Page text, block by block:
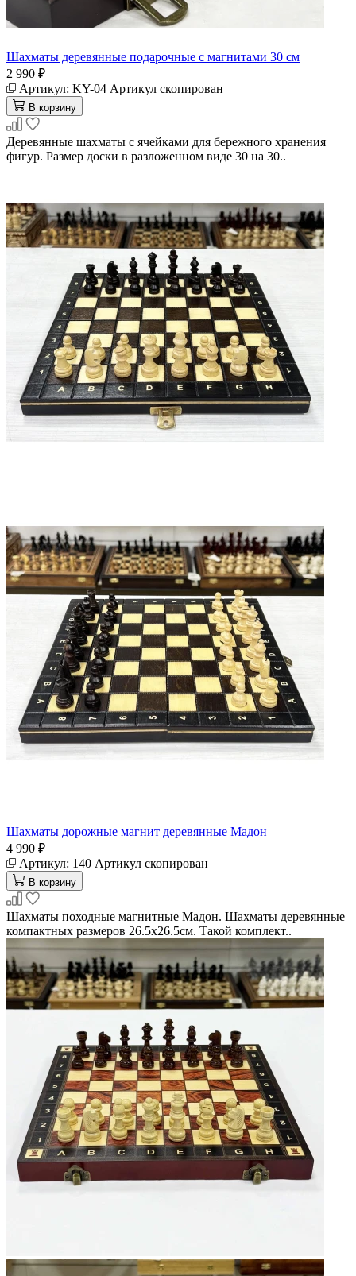
Шахматы деревянные подарочные с магнитами 30 см
2 990 ₽
Артикул: KY-04 Артикул скопирован
В корзину
Деревянные шахматы с ячейками для бережного хранения
фигур. Размер доски в разложенном виде 30 на 30..
Шахматы дорожные магнит деревянные Мадон
4 990 ₽
Артикул: 140 Артикул скопирован
В корзину
Шахматы походные магнитные Мадон. Шахматы деревянные
компактных размеров 26.5х26.5см. Такой комплект..